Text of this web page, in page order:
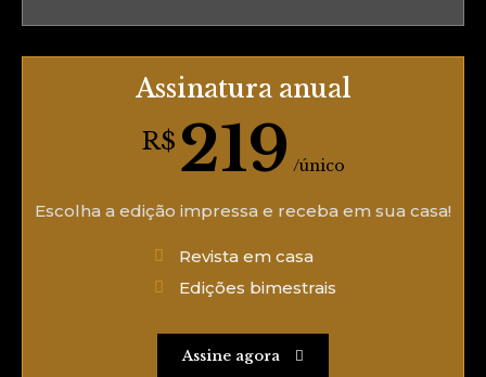
Assinatura anual
R$ 219 /único
Escolha a edição impressa e receba em sua casa!
Revista em casa
Edições bimestrais
Assine agora